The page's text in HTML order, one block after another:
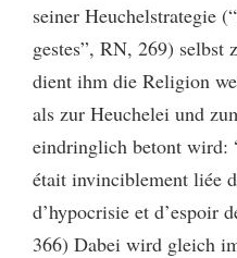
seiner Heuchelstrategie
gestes”, RN, 269) selbst
dient ihm die Religion
als zur Heuchelei und
eindringlich betont
était invinciblement liée
d’hypocrisie et d’espoir
366) Dabei wird gleich